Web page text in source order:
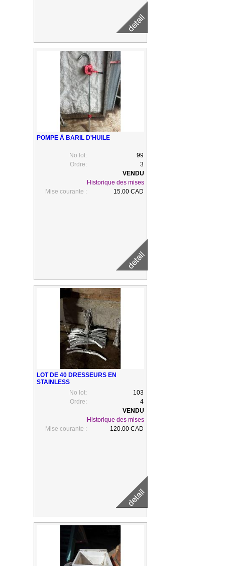
POMPE À BARIL D'HUILE
No lot:
99
Ordre:
3
Historique des mises
Mise courante :
15.00 CAD
LOT DE 40 DRESSEURS EN
STAINLESS
No lot:
103
Ordre:
4
Historique des mises
Mise courante :
120.00 CAD